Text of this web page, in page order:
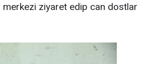
merkezi ziyaret edip can dostlar